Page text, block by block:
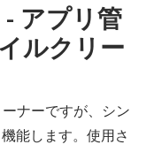
アプリ管
ルクリー
ナーですが、シン
能します。使用さ